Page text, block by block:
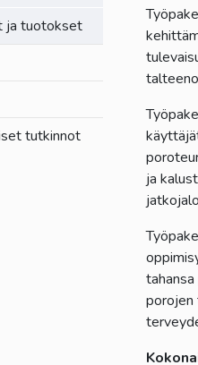
ja tuotokset
tutkinnot
ja
porojen